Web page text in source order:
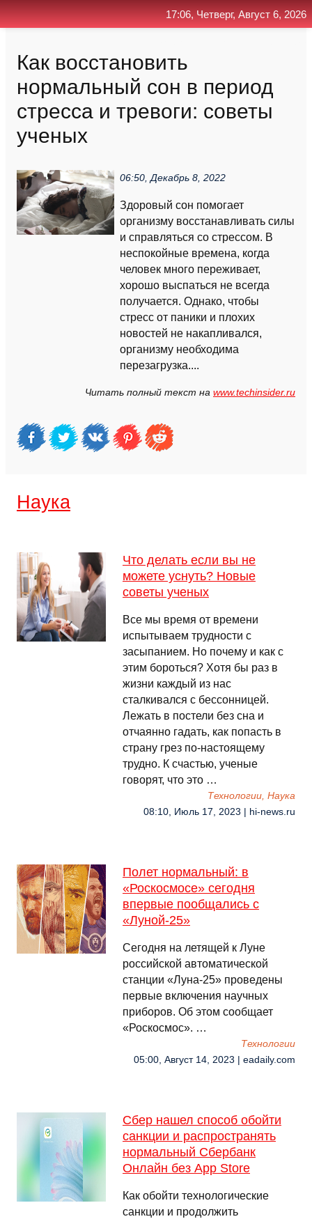
Как восстановить
нормальный сон в период
стресса и тревоги: советы
ученых
06:50, Декабрь 8, 2022
Здоровый сон помогает
организму восстанавливать силы
и справляться со стрессом. В
неспокойные времена, когда
человек много переживает,
хорошо выспаться не всегда
получается. Однако, чтобы
стресс от паники и плохих
новостей не накапливался,
организму необходима
перезагрузка....
Читать полный текст на www.techinsider.ru
Наука
Что делать если вы не
можете уснуть? Новые
советы ученых
Все мы время от времени
испытываем трудности с
засыпанием. Но почему и как с
этим бороться? Хотя бы раз в
жизни каждый из нас
сталкивался с бессонницей.
Лежать в постели без сна и
отчаянно гадать, как попасть в
страну грез по-настоящему
трудно. К счастью, ученые
говорят, что это …
Технологии, Наука
08:10, Июль 17, 2023 | hi-news.ru
Полет нормальный: в
«Роскосмосе» сегодня
впервые пообщались с
«Луной-25»
Сегодня на летящей к Луне
российской автоматической
станции «Луна-25» проведены
первые включения научных
приборов. Об этом сообщает
«Роскосмос». …
Технологии
05:00, Август 14, 2023 | eadaily.com
Сбер нашел способ обойти
санкции и распространять
нормальный Сбербанк
Онлайн без App Store
Как обойти технологические
санкции и продолжить
17:06, Четверг, Август 6, 2026